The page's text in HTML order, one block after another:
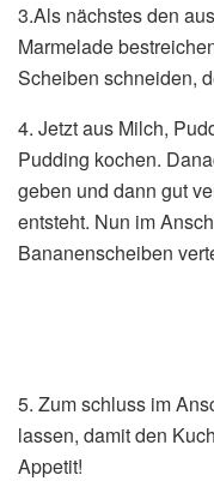
3.Als nächstes den
Marmelade
Scheiben schneiden,
4. Jetzt aus Milch,
Pudding kochen.
geben und dann gut
entsteht. Nun im
Bananenscheiben
5. Zum schluss im
lassen, damit den
Appetit!